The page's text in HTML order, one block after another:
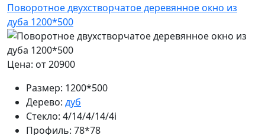
Поворотное двухстворчатое деревянное окно из
дуба 1200*500
Цена: от 20900
Размер: 1200*500
Дерево: дуб
Стекло: 4/14/4/14/4i
Профиль: 78*78